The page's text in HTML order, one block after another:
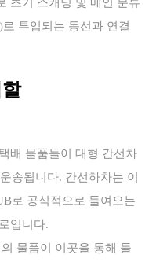
투입되는 동선과 연결
배 물품들이 대형 간선차
송됩니다. 간선하차는 이
로 공식적으로 들여오는
입니다.
물품이 이곳을 통해 들